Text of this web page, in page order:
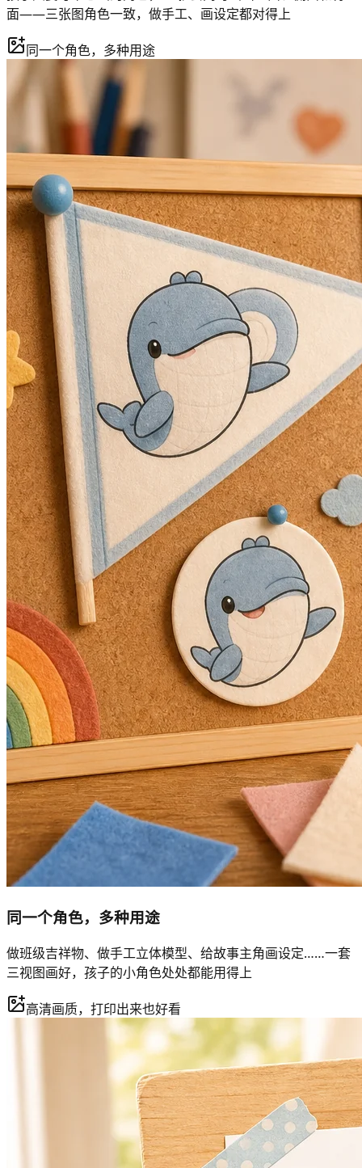
面——三张图角色一致，做手工、画设定都对得上
同一个角色，多种用途
同一个角色，多种用途
做班级吉祥物、做手工立体模型、给故事主角画设定……一套
三视图画好，孩子的小角色处处都能用得上
高清画质，打印出来也好看